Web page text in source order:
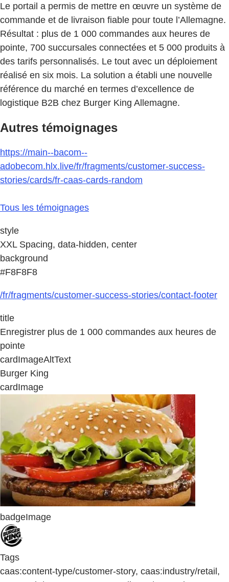
Le portail a permis de mettre en œuvre un système de
commande et de livraison fiable pour toute l’Allemagne.
Résultat : plus de 1 000 commandes aux heures de
pointe, 700 succursales connectées et 5 000 produits à
des tarifs personnalisés. Le tout avec un déploiement
réalisé en six mois. La solution a établi une nouvelle
référence du marché en termes d’excellence de
logistique B2B chez Burger King Allemagne.
Autres témoignages
https://main--bacom--
adobecom.hlx.live/fr/fragments/customer-success-
stories/cards/fr-caas-cards-random
Tous les témoignages
style
XXL Spacing, data-hidden, center
background
#F8F8F8
/fr/fragments/customer-success-stories/contact-footer
title
Enregistrer plus de 1 000 commandes aux heures de
pointe
cardImageAltText
Burger King
cardImage
badgeImage
Tags
caas:content-type/customer-story, caas:industry/retail,